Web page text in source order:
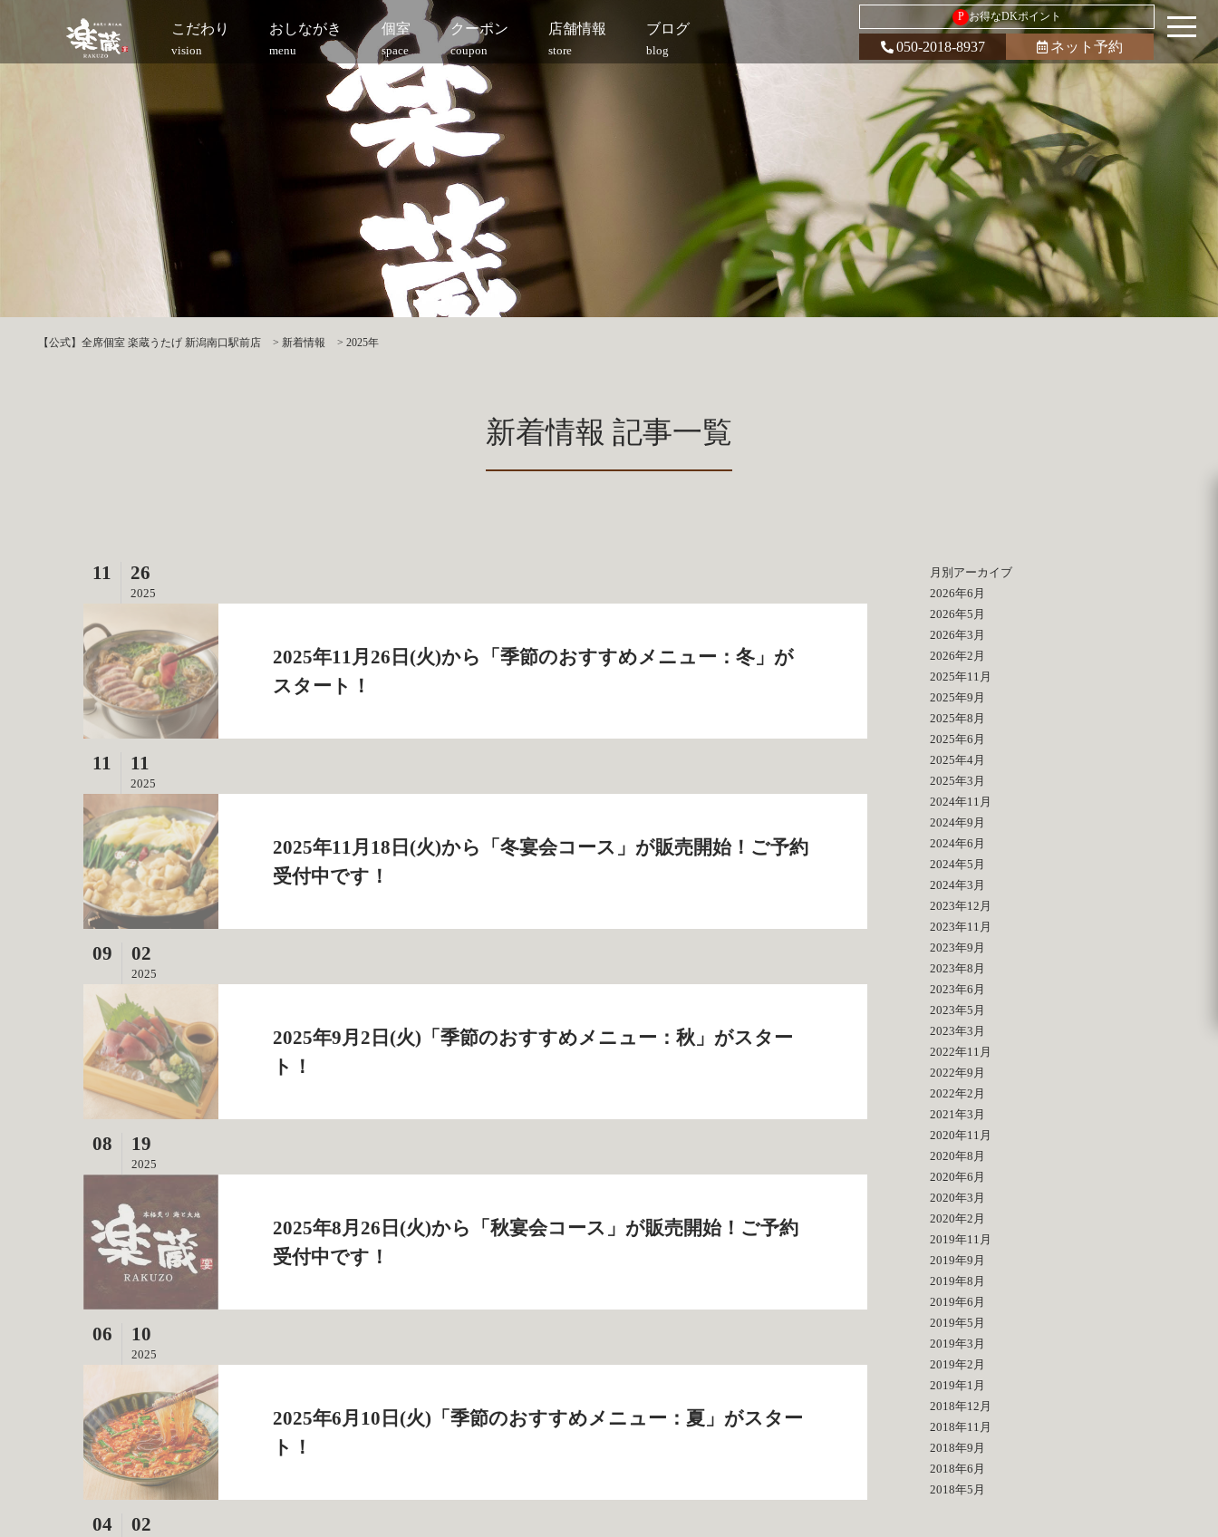
こだわり
vision
おしながき
menu
個室
space
クーポン
coupon
店舗情報
store
ブログ
blog
P お得なDKポイント
050-2018-8937 ネット予約
【公式】全席個室 楽蔵うたげ 新潟南口駅前店 > 新着情報 > 2025年
新着情報 記事一覧
11 26
2025
2025年11月26日(火)から「季節のおすすめメニュー：冬」が
スタート！
11 11
2025
2025年11月18日(火)から「冬宴会コース」が販売開始！ご予約
受付中です！
09 02
2025
2025年9月2日(火)「季節のおすすめメニュー：秋」がスター
ト！
08 19
2025
2025年8月26日(火)から「秋宴会コース」が販売開始！ご予約
受付中です！
06 10
2025
2025年6月10日(火)「季節のおすすめメニュー：夏」がスター
ト！
04 02
月別アーカイブ
2026年6月
2026年5月
2026年3月
2026年2月
2025年11月
2025年9月
2025年8月
2025年6月
2025年4月
2025年3月
2024年11月
2024年9月
2024年6月
2024年5月
2024年3月
2023年12月
2023年11月
2023年9月
2023年8月
2023年6月
2023年5月
2023年3月
2022年11月
2022年9月
2022年2月
2021年3月
2020年11月
2020年8月
2020年6月
2020年3月
2020年2月
2019年11月
2019年9月
2019年8月
2019年6月
2019年5月
2019年3月
2019年2月
2019年1月
2018年12月
2018年11月
2018年9月
2018年6月
2018年5月